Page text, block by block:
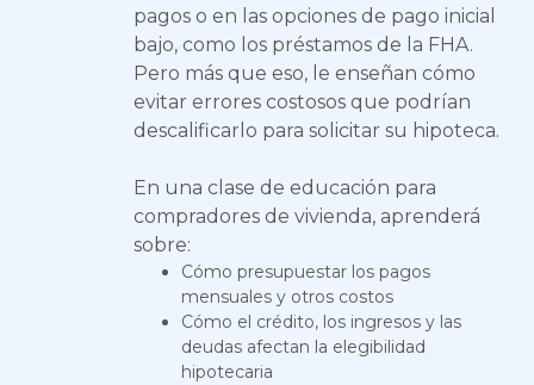
pagos o en las opciones de pago inicial
bajo, como los préstamos de la FHA.
Pero más que eso, le enseñan cómo
evitar errores costosos que podrían
descalificarlo para solicitar su hipoteca.
En una clase de educación para
compradores de vivienda, aprenderá
sobre:
Cómo presupuestar los pagos
mensuales y otros costos
Cómo el crédito, los ingresos y las
deudas afectan la elegibilidad
hipotecaria